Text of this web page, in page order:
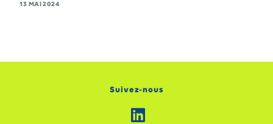
13 MAI 2024
Suivez-nous